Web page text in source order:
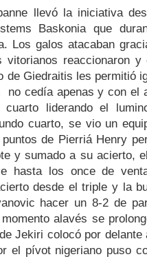
llevó la iniciativa
Baskonia que
Los galos atacaban
vitorianos reaccionaron
de Giedraitis les permitió
no cedía apenas y con el
liderando el
cuarto, se vio un
de Pierriá Henry
y sumado a su acierto,
hasta los once de
desde el triple y la
hacer un 8-2 de
alavés se
Jekiri colocó por
el pívot nigeriano puso